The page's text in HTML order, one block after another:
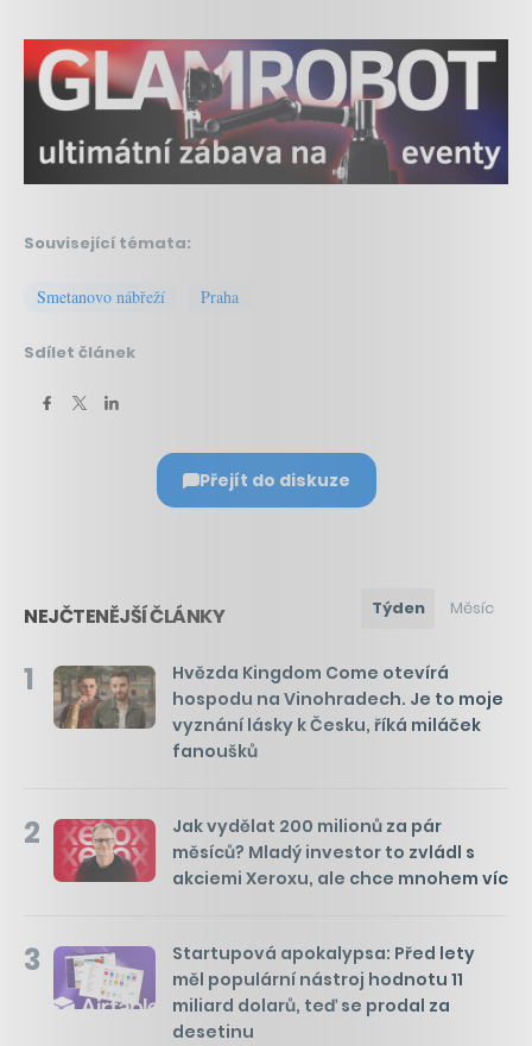
Související témata:
Smetanovo nábřeží Praha
Sdílet článek
Přejít do diskuze
NEJČTENĚJŠÍ ČLÁNKY Týden Měsíc
1
Hvězda Kingdom Come otevírá
hospodu na Vinohradech. Je to moje
vyznání lásky k Česku, říká miláček
fanoušků
2
Jak vydělat 200 milionů za pár
měsíců? Mladý investor to zvládl s
akciemi Xeroxu, ale chce mnohem víc
3
Startupová apokalypsa: Před lety
měl populární nástroj hodnotu 11
miliard dolarů, teď se prodal za
desetinu